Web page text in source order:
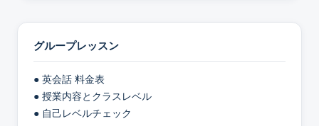
グループレッスン
● 英会話 料金表
● 授業内容とクラスレベル
● 自己レベルチェック